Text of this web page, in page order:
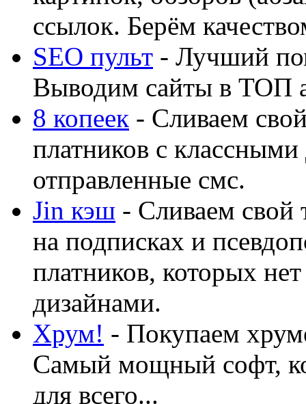
ссылок. Берём
SEO пульт - Лучший
Выводим сайты в ТОП
8 копеек - Сливаем
платников с
отправленные смс.
Jin кэш - Сливаем свой
на подписках и
платников, которых
дизайнами.
Хрум! - Покупаем
Самый мощный софт,
для всего...